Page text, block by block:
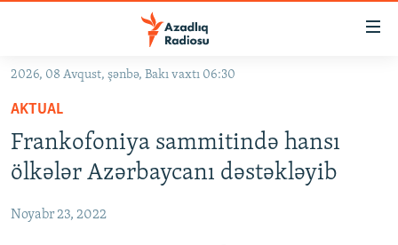
Əsas
qayıt
Əsas
naviqasiyaya
qayıt
Axtarışa
#İZAHLA
KORRUPSIOMETR
FƏRQƏ BAX
2026, 08 Avqust, şənbə, Bakı vaxtı 06:30
AKTUAL
Frankofoniya sammitində hansı
ölkələr Azərbaycanı dəstəkləyib
Noyabr 23, 2022